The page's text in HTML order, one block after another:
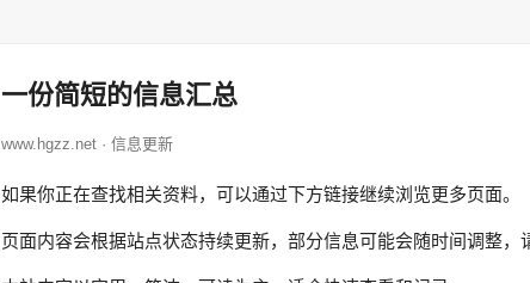
一份简短的信息汇总
www.hgzz.net · 信息更新
如果你正在查找相关资料，可以通过下方链接继续浏览更多页面。
页面内容会根据站点状态持续更新，部分信息可能会随时间调整，